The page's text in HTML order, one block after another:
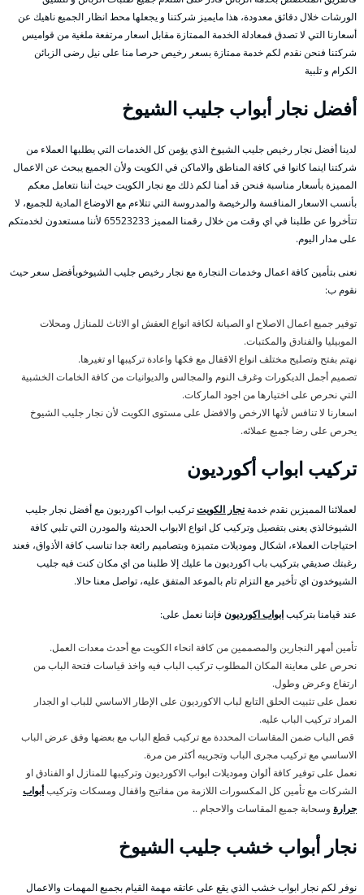
الورشات خلال دقائق معدودة، هذا مايميز شركتنا و يجعلها محط انظار الجميع ناهيك عن
أسعارنا التي لا تصدق فمعادلة الخدمة الممتازة مقابل اسعار مرتفعة ملغية من قواميس
شركتنا فنحن نقدم لكم خدمة ممتازة بسعر رخيص حرصا منا على نيل رضى الزبائن
الكرام و تلبية
أفضل نجار أبواب جليب الشيوخ
لدينا أفضل نجار رخيص جليب الشيوخ الذي يؤمن كل الخدمات التي يطلبها العملاء من
شركتنا اينما كانوا في كافة المناطق والاماكن في الكويت ولأن الجميع يبحث عن الاعمال
المميزة بأسعار مناسبة فنحن قد أمنا لكم ذلك مع نجار الكويت حيث أننا نتعامل معكم
بأنسب الاسعار المنافسة والرخيصة والمدروسة التي تتلاءم مع الاوضاع المادية للجميع، لا
تتأخروا عن طلبنا في اي وقت من خلال رقمنا المميز 65523233 لأننا مستعدون لخدمتكم
على مدار اليوم.
نعنى بتأمين كافة اعمال وخدمات النجارة مع نجار رخيص جليب الشيوخوبأفضل سعر حيث
نقوم ب:
توفير جميع اعمال الاصلاح او الصيانة لكافة انواع العفش او الاثاث للمنازل ومحلات
الموبيليا والفنادق والمكتبات.
نهتم بفتح وتصليح مختلف انواع الاقفال مع فكها واعادة تركيبها او تغيرها.
تصميم أجمل الديكورات وغرف النوم والمجالس والديوانيات من كافة الخامات الخشبية
التي نحرص على اختيارها من اجود الماركات.
اسعارنا لا تنافس لأنها الارخص والافضل على مستوى الكويت لأن نجار جليب الشيوخ
يحرص على رضا جميع عملائه.
تركيب ابواب أكورديون
لعملائنا المميزين نقدم خدمةنجار الكويتتركيب ابواب اكورديون مع أفضل نجار جليب
الشيوخالذي يعنى بتفصيل وتركيب كل انواع الابواب الحديثة والمودرن التي تلبي كافة
احتياجات العملاء، اشكال وموديلات متميزة وبتصاميم رائعة جدا تناسب كافة الأذواق، فعند
رغبتك صديقي بتركيب باب اكورديون ما عليك إلا طلبنا من اي مكان كنت فيه جليب
الشيوخدون اي تأخير مع التزام تام بالموعد المتفق عليه، تواصل معنا حالا.
عند قيامنا بتركيبابواب اكورديون فإننا نعمل على:
تأمين أمهر النجارين والمصممين من كافة انحاء الكويت مع أحدث معدات العمل.
نحرص على معاينة المكان المطلوب تركيب الباب فيه واخذ قياسات فتحة الباب من
ارتفاع وعرض وطول.
نعمل على تثبيت الحلق التابع لباب الاكورديون على الإطار الاساسي للباب او الجدار
المراد تركيب الباب عليه.
قص الباب ضمن المقاسات المحددة مع تركيب قطع الباب مع بعضها وفق عرض الباب
الاساسي مع تركيب مجرى الباب وتجريبه أكثر من مرة.
نعمل على توفير كافة ألوان وموديلات ابواب الاكورديون وتركيبها للمنازل او الفنادق او
الشركات مع تأمين كل المكسورات اللازمة من مفاتيح واقفال ومسكات وتركيبأبواب
جرارة وسحابة جميع المقاسات والاحجام ..
نجار أبواب خشب جليب الشيوخ
نوفر لكم نجار ابواب خشب الذي يقع على عاتقه مهمة القيام بجميع المهمات والاعمال